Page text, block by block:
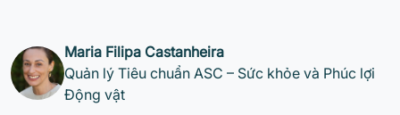
Maria Filipa Castanheira
Quản lý Tiêu chuẩn ASC – Sức khỏe và Phúc lợi
Động vật